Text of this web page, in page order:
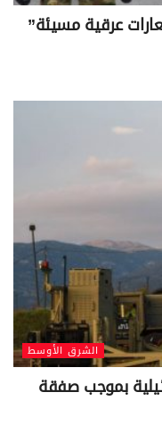
عرقية مسيئة”
الشرق الأوسط
بموجب صفقة